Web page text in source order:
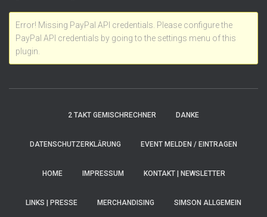
Error! Missing PayPal API credentials. Please configure the
PayPal API credentials by going to the settings menu of this
plugin.
2 TAKT GEMISCHRECHNER DANKE
DATENSCHUTZERKLÄRUNG EVENT MELDEN / EINTRAGEN
HOME IMPRESSUM KONTAKT | NEWSLETTER
LINKS | PRESSE MERCHANDISING SIMSON ALLGEMEIN